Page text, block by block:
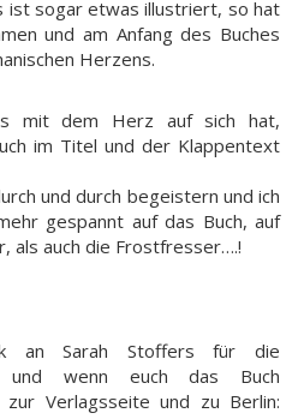
ist sogar etwas illustriert, so hat
und am Anfang des Buches
Herzens.
mit dem Herz auf sich hat,
im Titel und der Klappentext
und durch begeistern und ich
gespannt auf das Buch, auf
als auch die Frostfresser….!
an Sarah Stoffers für die
und wenn euch das Buch
Verlagsseite und zu Berlin: